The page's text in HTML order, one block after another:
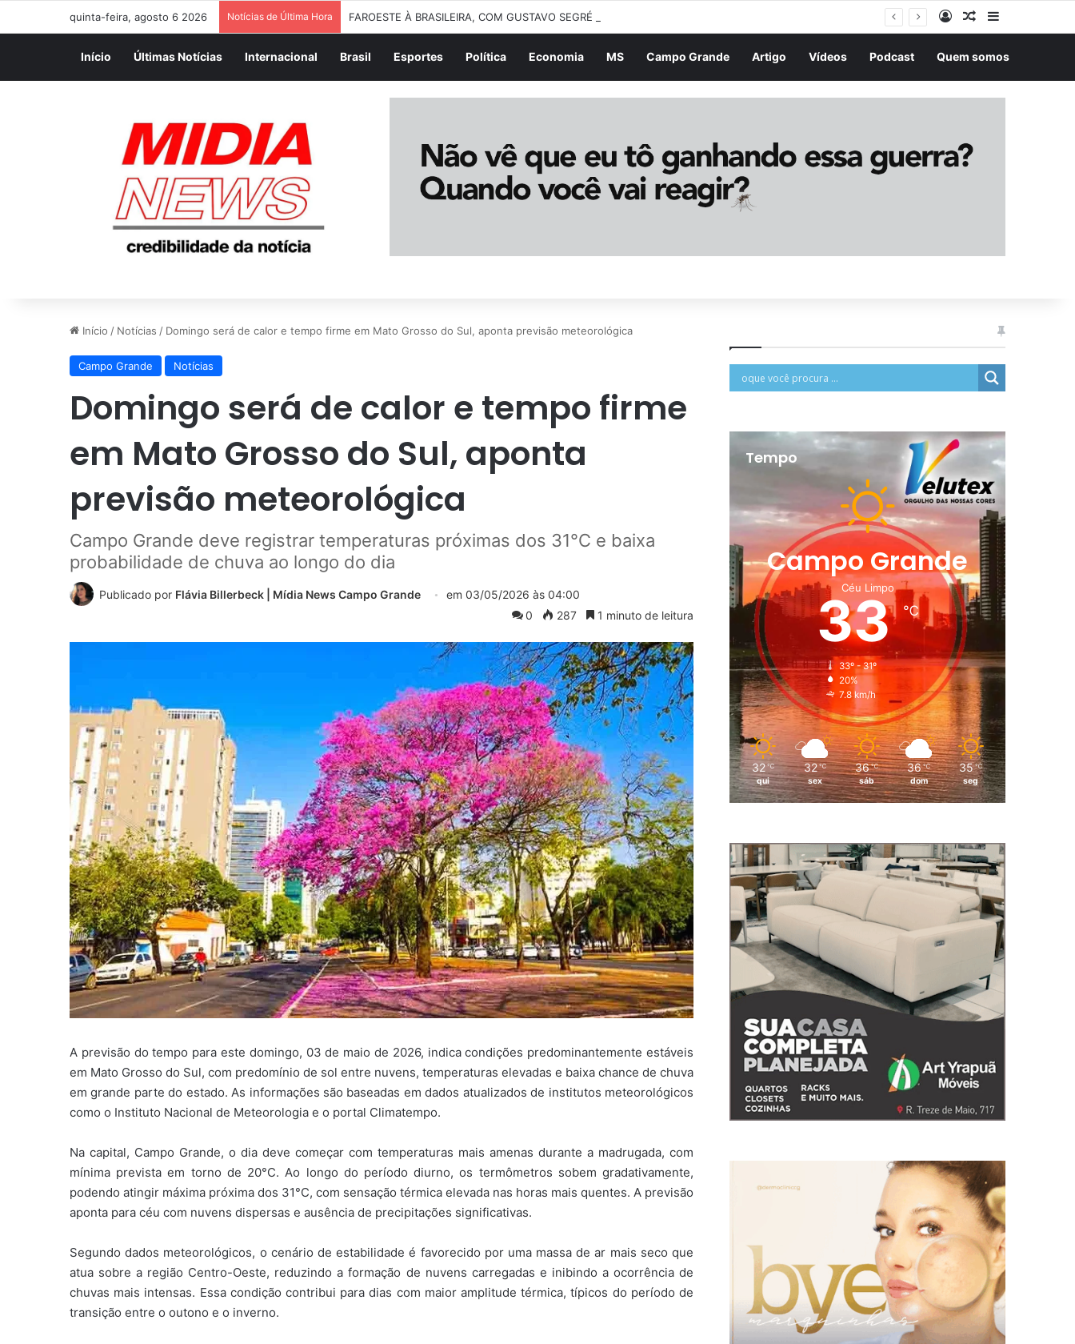
quinta-feira, agosto 6 2026 Notícias de Última Hora FAROESTE À BRASILEIRA, COM GUSTAVO SEGRÉ | 06/08/2026 EntrarArtigo aleatório
Início Últimas Notícias Internacional Brasil Esportes Política Economia MS Campo Grande Artigo Vídeos Podcast Quem somos
Início / Notícias / Domingo será de calor e tempo firme em Mato Grosso do Sul, aponta previsão meteorológica
Campo Grande Notícias
Domingo será de calor e tempo firme
em Mato Grosso do Sul, aponta
previsão meteorológica
Campo Grande deve registrar temperaturas próximas dos 31°C e baixa
probabilidade de chuva ao longo do dia
Publicado por Flávia Billerbeck | Mídia News Campo Grande em 03/05/2026 às 04:00
0
287 1 minuto de leitura
A previsão do tempo para este domingo, 03 de maio de 2026, indica condições predominantemente estáveis
em Mato Grosso do Sul, com predomínio de sol entre nuvens, temperaturas elevadas e baixa chance de chuva
em grande parte do estado. As informações são baseadas em dados atualizados de institutos meteorológicos
como o Instituto Nacional de Meteorologia e o portal Climatempo.
Na capital, Campo Grande, o dia deve começar com temperaturas mais amenas durante a madrugada, com
mínima prevista em torno de 20°C. Ao longo do período diurno, os termômetros sobem gradativamente,
podendo atingir máxima próxima dos 31°C, com sensação térmica elevada nas horas mais quentes. A previsão
aponta para céu com nuvens dispersas e ausência de precipitações significativas.
Segundo dados meteorológicos, o cenário de estabilidade é favorecido por uma massa de ar mais seco que
atua sobre a região Centro-Oeste, reduzindo a formação de nuvens carregadas e inibindo a ocorrência de
chuvas mais intensas. Essa condição contribui para dias com maior amplitude térmica, típicos do período de
transição entre o outono e o inverno.
Tempo
Campo Grande
Céu Limpo
33℃
33º - 31º
20%
7.8 km/h
32 ℃
qui
32 ℃
sex
36 ℃
sáb
36 ℃
dom
35 ℃
seg